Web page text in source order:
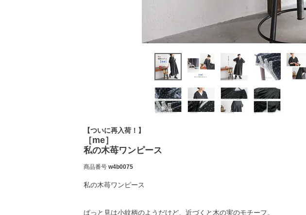
【ついに再入荷！】
［me］
私の木苺ワンピース
商品番号 w4b0075
私の木苺ワンピース
ぱっと見は小紋柄のようだけど、近づくと木の実のモチーフ。